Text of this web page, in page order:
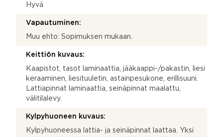
Hyvä
Vapautuminen:
Muu ehto: Sopimuksen mukaan.
Keittiön kuvaus:
Kaapistot, tasot laminaattia, jääkaappi-/pakastin, liesi
keraaminen, liesituuletin, astainpesukone, erillisuuni.
Lattiapinnat laminaattia, seinäpinnat maalattu,
välitilalevy.
Kylpyhuoneen kuvaus:
Kylpyhuoneessa lattia- ja seinäpinnat laattaa. Yksi